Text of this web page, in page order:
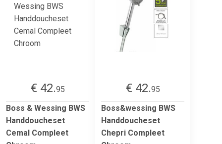
€ 42.95
Boss & Wessing BWS
Handdoucheset
Cemal Compleet
€ 42.95
Boss&wessing BWS
Handdoucheset
Chepri Compleet